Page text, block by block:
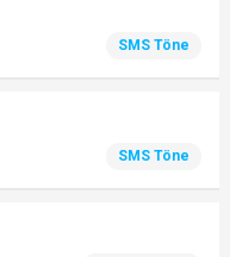
SMS Töne
SMS Töne